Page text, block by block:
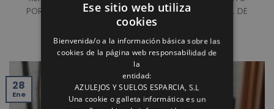
PORCELANICO DE GRAN FORMATO 60X120. FRONTAL DE
DUCHA [...]
28
Ene
Ese sitio web utiliza
cookies
Bienvenida/o a la información básica sobre las
cookies de la página web responsabilidad de
la
entidad:
AZULEJOS Y SUELOS ESPARCIA, S.L
Una cookie o galleta informática es un